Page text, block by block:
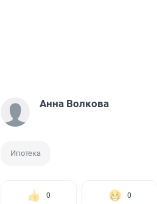
Анна Волкова
Ипотека
0 0